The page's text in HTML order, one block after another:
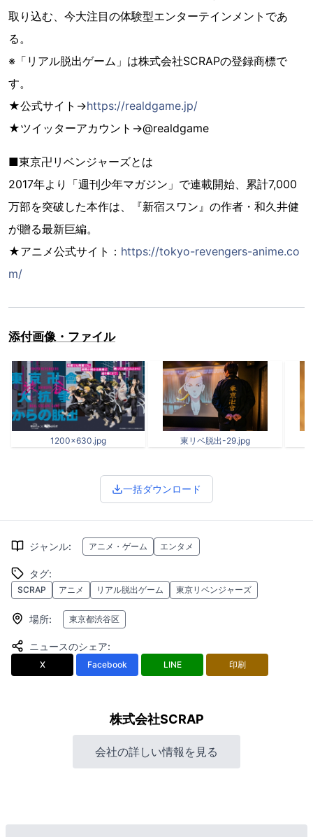
取り込む、今大注目の体験型エンターテインメントであ
る。
※「リアル脱出ゲーム」は株式会社SCRAPの登録商標で
す。
★公式サイト→https://realdgame.jp/
★ツイッターアカウント→@realdgame
■東京卍リベンジャーズとは
2017年より「週刊少年マガジン」で連載開始、累計7,000
万部を突破した本作は、『新宿スワン』の作者・和久井健
が贈る最新巨編。
★アニメ公式サイト： https://tokyo-revengers-anime.co
m/
添付画像・ファイル
1200×630.jpg 東リベ脱出-29.jpg
一括ダウンロード
ジャンル: アニメ・ゲーム エンタメ
タグ:
SCRAP アニメ リアル脱出ゲーム 東京リベンジャーズ
場所: 東京都渋谷区
ニュースのシェア:
X Facebook LINE 印刷
株式会社SCRAP
会社の詳しい情報を見る